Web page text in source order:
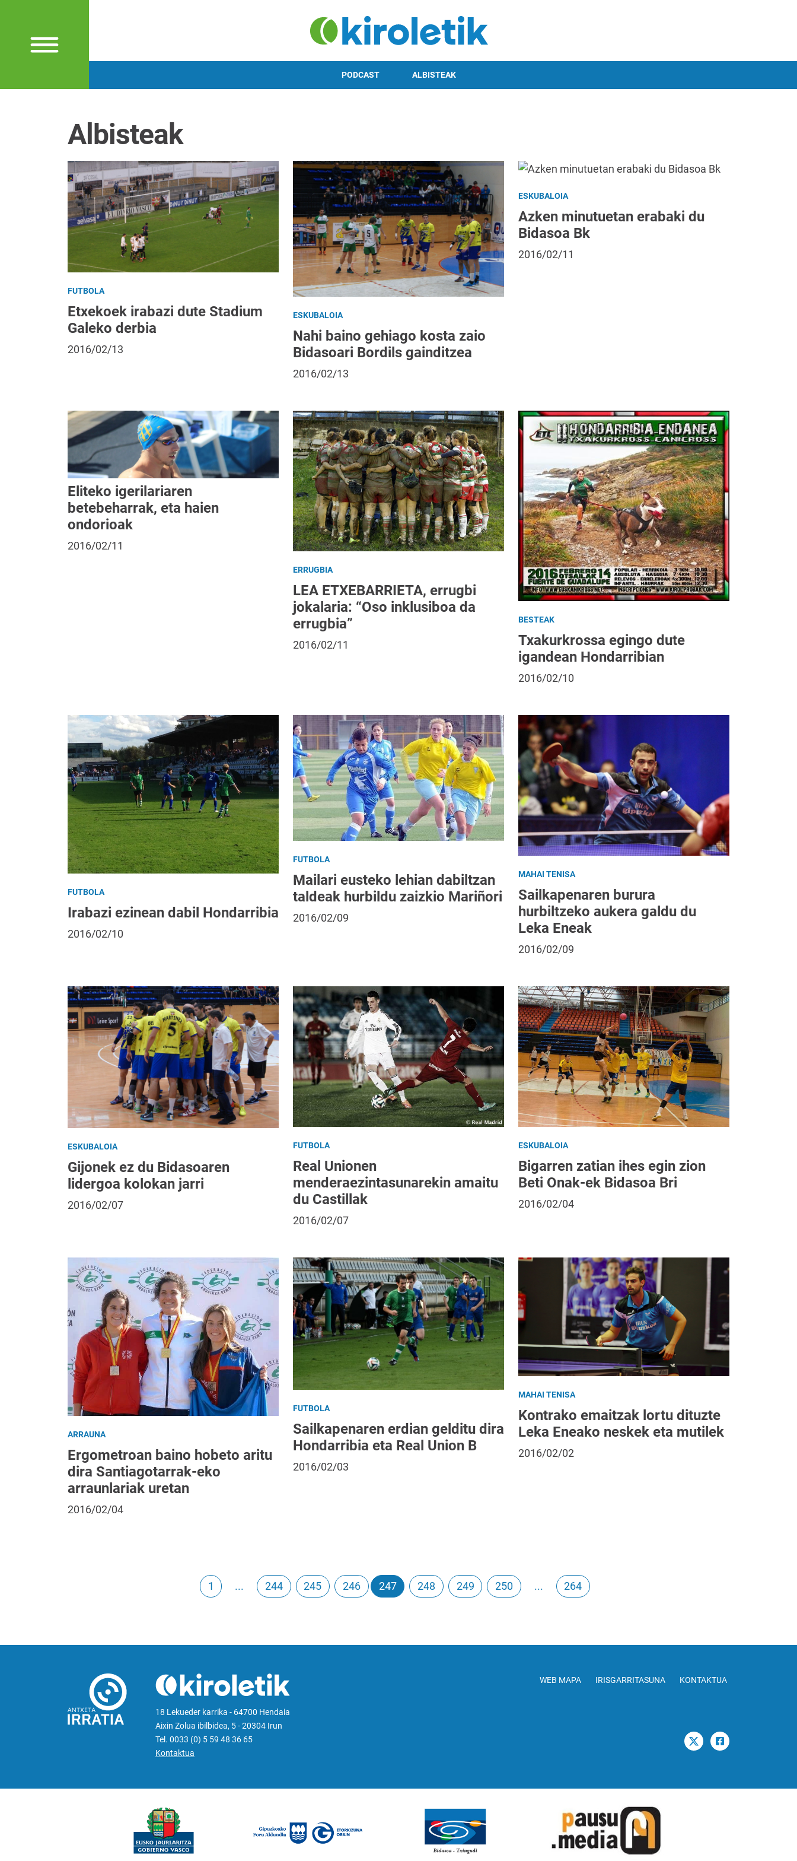
PODCAST ALBISTEAK
Albisteak
FUTBOLA
Etxekoek irabazi dute Stadium
Galeko derbia
2016/02/13
ESKUBALOIA
Nahi baino gehiago kosta zaio
Bidasoari Bordils gainditzea
2016/02/13
ESKUBALOIA
Azken minutuetan erabaki du
Bidasoa Bk
2016/02/11
Eliteko igerilariaren
betebeharrak, eta haien
ondorioak
2016/02/11
ERRUGBIA
LEA ETXEBARRIETA, errugbi
jokalaria: “Oso inklusiboa da
errugbia”
2016/02/11
BESTEAK
Txakurkrossa egingo dute
igandean Hondarribian
2016/02/10
FUTBOLA
Irabazi ezinean dabil Hondarribia
2016/02/10
FUTBOLA
Mailari eusteko lehian dabiltzan
taldeak hurbildu zaizkio Mariñori
2016/02/09
MAHAI TENISA
Sailkapenaren burura
hurbiltzeko aukera galdu du
Leka Eneak
2016/02/09
ESKUBALOIA
Gijonek ez du Bidasoaren
lidergoa kolokan jarri
2016/02/07
FUTBOLA
Real Unionen
menderaezintasunarekin amaitu
du Castillak
2016/02/07
ESKUBALOIA
Bigarren zatian ihes egin zion
Beti Onak-ek Bidasoa Bri
2016/02/04
ARRAUNA
Ergometroan baino hobeto aritu
dira Santiagotarrak-eko
arraunlariak uretan
2016/02/04
FUTBOLA
Sailkapenaren erdian gelditu dira
Hondarribia eta Real Union B
2016/02/03
MAHAI TENISA
Kontrako emaitzak lortu dituzte
Leka Eneako neskek eta mutilek
2016/02/02
1 ... 244 245 246 247 248 249 250 ... 264
18 Lekueder karrika - 64700 Hendaia
Aixin Zolua ibilbidea, 5 - 20304 Irun
Tel. 0033 (0) 5 59 48 36 65
Kontaktua
WEB MAPA IRISGARRITASUNA KONTAKTUA